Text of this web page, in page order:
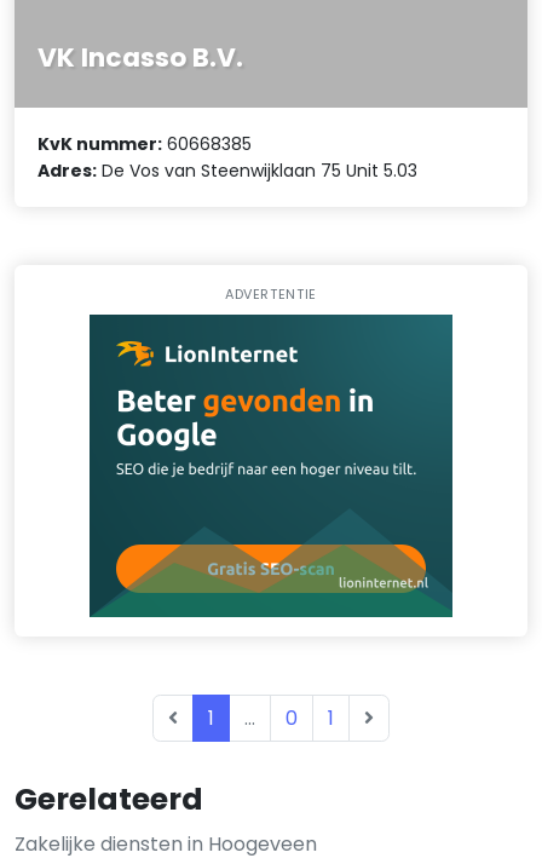
Gerelateerd
Zakelijke diensten in Hoogeveen
VK Incasso B.V.
KvK nummer: 60668385
Adres: De Vos van Steenwijklaan 75 Unit 5.03
ADVERTENTIE
1 ... 0 1